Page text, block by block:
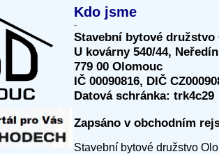
Kdo jsme
Stavební bytové družstvo
U kovárny 540/44, Neředín
779 00 Olomouc
IČ 00090816, DIČ
Datová schránka: trk4c29
Zapsáno v obchodním
Stavební bytové družstvo